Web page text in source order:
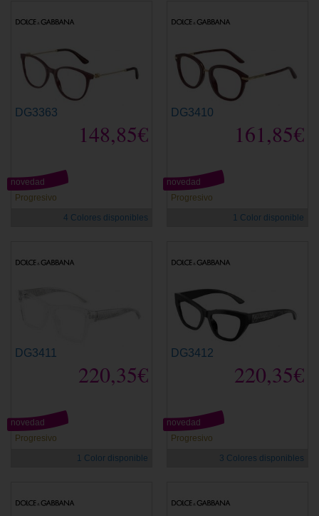
DG3363
148,85€
Progresivo
novedad
4 Colores disponibles
DG3410
161,85€
Progresivo
novedad
1 Color disponible
DG3411
220,35€
Progresivo
novedad
1 Color disponible
DG3412
220,35€
Progresivo
novedad
3 Colores disponibles